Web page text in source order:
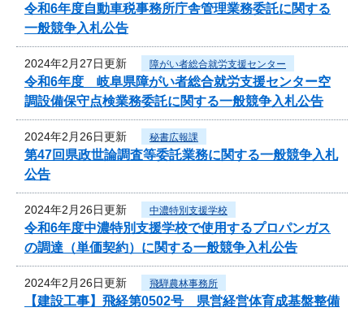
令和6年度自動車税事務所庁舎管理業務委託に関する
一般競争入札公告
2024年2月27日更新 障がい者総合就労支援センター
令和6年度 岐阜県障がい者総合就労支援センター空
調設備保守点検業務委託に関する一般競争入札公告
2024年2月26日更新 秘書広報課
第47回県政世論調査等委託業務に関する一般競争入札
公告
2024年2月26日更新 中濃特別支援学校
令和6年度中濃特別支援学校で使用するプロパンガス
の調達（単価契約）に関する一般競争入札公告
2024年2月26日更新 飛騨農林事務所
【建設工事】飛経第0502号 県営経営体育成基盤整備